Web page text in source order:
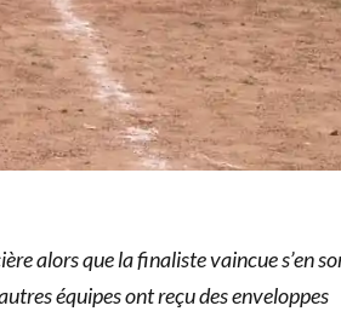
alors que la finaliste vaincue s’en
équipes ont reçu des enveloppes